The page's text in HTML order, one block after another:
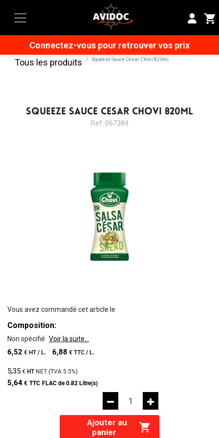
Connectez-vous pour retrouver vos prix
Tous les produits
Squeeze Sauce Cesar Chovi 820ml
SQUEEZE SAUCE CESAR CHOVI 820ML
Ref: 067384
Vous avez commandé cet article le
Composition:
Non spécifié Voir la suite...
6,52 € HT / L. 6,88 € TTC / L.
5,35 € HTNET (TVA 5.5%)
5,64 € TTC FLAC de 0.82 Litre(s)
Ajouter au
panier